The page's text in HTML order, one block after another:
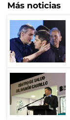
Más noticias